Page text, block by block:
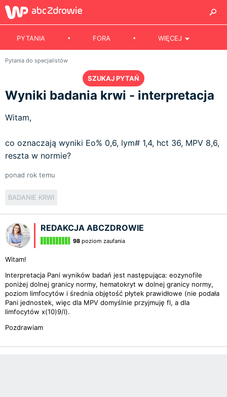
PYTANIA FORA WIĘCEJ
Pytania do specjalistów
SZUKAJ PYTAŃ
Wyniki badania krwi - interpretacja
Witam,
co oznaczają wyniki Eo% 0,6, lym# 1,4, hct 36, MPV 8,6,
reszta w normie?
ponad rok temu
BADANIE KRWI
REDAKCJA ABCZDROWIE
98 poziom zaufania
Witam!
Interpretacja Pani wyników badań jest następująca: eozynofile
poniżej dolnej granicy normy, hematokryt w dolnej granicy normy,
poziom limfocytów i średnia objętość płytek prawidłowe (nie podała
Pani jednostek, więc dla MPV domyślnie przyjmuję fl, a dla
limfocytów x(10)9/l).
Pozdrawiam